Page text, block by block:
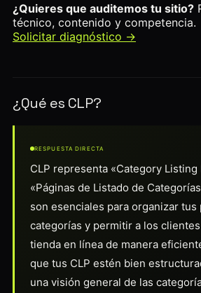
¿Quieres que auditemos tu sitio?
técnico, contenido y competencia.
Solicitar diagnóstico →
¿Qué es CLP?
RESPUESTA DIRECTA
CLP representa «Category Listing
«Páginas de Listado de
son esenciales para organizar tus
categorías y permitir a los
tienda en línea de manera
que tus CLP estén bien
una visión general de las